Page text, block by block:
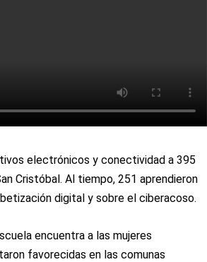
electrónicos y conectividad a 395
Cristóbal. Al tiempo, 251 aprendieron
digital y sobre el ciberacoso.
encuentra a las mujeres
favorecidas en las comunas